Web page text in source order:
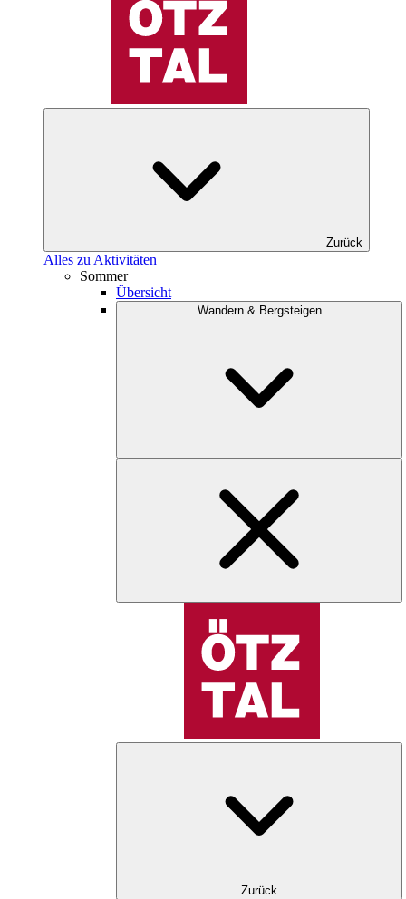
Zurück
Alles zu Aktivitäten
Sommer
Übersicht
Wandern & Bergsteigen
Zurück